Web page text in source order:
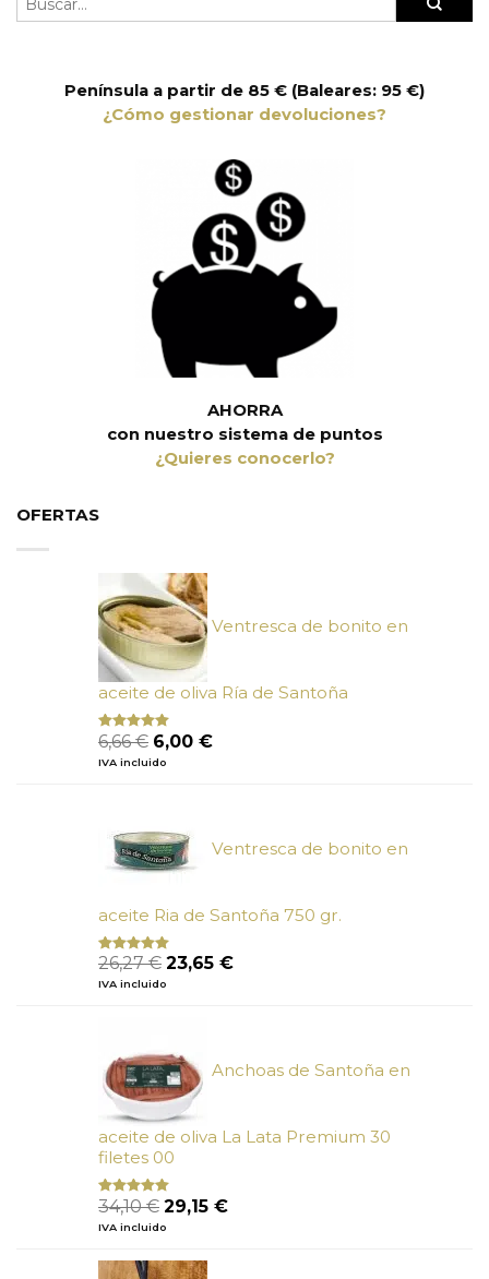
Península a partir de 85 € (Baleares: 95 €)
¿Cómo gestionar devoluciones?
AHORRA
con nuestro sistema de puntos
¿Quieres conocerlo?
OFERTAS
Ventresca de bonito en
aceite de oliva Ría de Santoña
Valorado
con
de 5
6,66€ El
precio
6,00 €El
IVA incluido
Ventresca de bonito en
aceite Ria de Santoña 750 gr.
Valorado
con
5
26,27€ El
precio
23,65 €El
IVA incluido
Anchoas de Santoña en
aceite de oliva La Lata Premium 30
filetes 00
Valorado
con
de 5
34,10€ El
precio
era:
29,15 €El
IVA incluido